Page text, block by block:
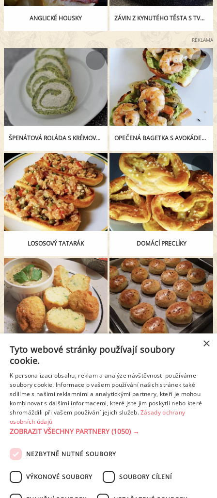
ANGLICKÉ HOUSKY ZÁVIN Z KYNUTÉHO TĚSTA S TVARŮŽKY A ZELÍM
REKLAMA
ŠPENÁTOVÁ ROLÁDA S KRÉMOVOU NÁPLNÍ OPEČENÁ BAGETKA S AVOKÁDEM A KREVETAMI NA CIBULI A ČESNEKU
LOSOSOVÝ TATARÁK DOMÁCÍ PRECLÍKY
BRAMBOROVÉ KROKETY S PARMAZÁNEM SÝROVÉ PAGÁČE
1 2 3 4 5 6
Další stránka >
PODMÍNKY UŽITÍ ZÁSADY OCHRANY OSOBNÍCH ÚDAJŮ
NASTAVENÍ COOKIES
×
Tyto webové stránky používají soubory
cookie.
K personalizaci obsahu, reklam a analýze návštěvnosti používáme
soubory cookie. Informace o vašem používání našich stránek také
sdílíme s našimi reklamními a analytickými partnery, kteří je mohou
kombinovat s dalšími informacemi, které jste jim poskytli nebo které
shromáždili při vašem používání jejich služeb.Zásady ochrany
osobních údajů
ZOBRAZIT VŠECHNY PARTNERY(1050) →
NEZBYTNĚ NUTNÉ SOUBORY
VÝKONOVÉ SOUBORY SOUBORY CÍLENÍ